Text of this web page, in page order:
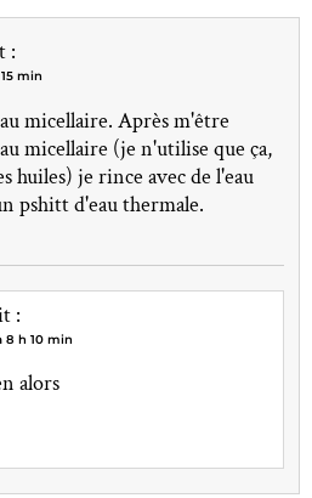
:
min
micellaire. Après m'être
micellaire (je n'utilise que ça,
huiles) je rince avec de l'eau
pshitt d'eau thermale.
:
8 h 10 min
alors